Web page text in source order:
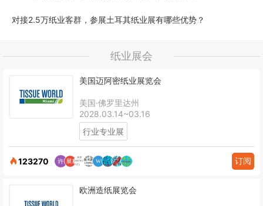
对接2.5万纸业客群，参展土耳其纸业展有哪些优势？
纸业展会
美国迈阿密纸业展览会
美国·佛罗里达州
2028.03.14~03.16
行业专业展
123270 订阅
欧洲造纸展览会